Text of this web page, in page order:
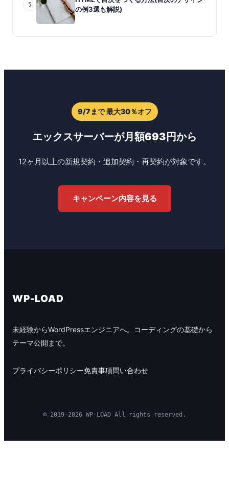
5
の例3選も解説)
9/7まで 最大30％オフ
エックスサーバーが月額693円から
12ヶ月以上の新規契約・追加契約・再契約が対象です。
キャンペーン内容を見る
WP-LOAD
未経験からWordPressエンジニアへ。コーディングの基礎から
テーマ公開まで。
プライバシーポリシー免責事項問い合わせ
© 2019-2026 WP-LOAD All rights reserved.